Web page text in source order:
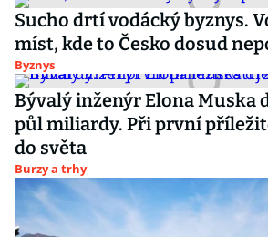
Sucho drtí vodácký byznys.
míst, kde to Česko dosud
Byznys
Bývalý inženýr Elona Muska
půl miliardy. Při první
do světa
Burzy a trhy